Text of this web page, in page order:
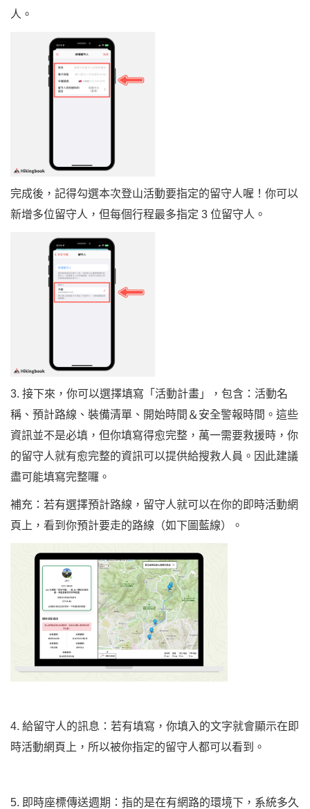
人。
完成後，記得勾選本次登山活動要指定的留守人喔！你可以
新增多位留守人，但每個行程最多指定 3 位留守人。
3. 接下來，你可以選擇填寫「活動計畫」，包含：活動名
稱、預計路線、裝備清單、開始時間＆安全警報時間。這些
資訊並不是必填，但你填寫得愈完整，萬一需要救援時，你
的留守人就有愈完整的資訊可以提供給搜救人員。因此建議
盡可能填寫完整囉。
補充：若有選擇預計路線，留守人就可以在你的即時活動網
頁上，看到你預計要走的路線（如下圖藍線）。
4. 給留守人的訊息：若有填寫，你填入的文字就會顯示在即
時活動網頁上，所以被你指定的留守人都可以看到。
5. 即時座標傳送週期：指的是在有網路的環境下，系統多久